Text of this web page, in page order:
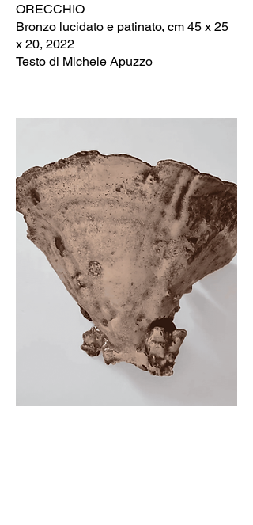
ORECCHIO
Bronzo lucidato e patinato, cm 45 x 25
x 20, 2022
Testo di Michele Apuzzo